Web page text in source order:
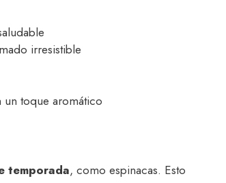
irresistible
toque aromático
temporada, como espinacas. Esto